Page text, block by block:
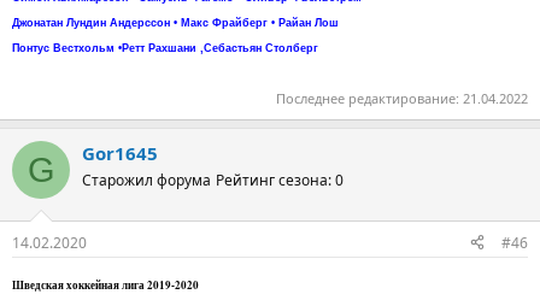
Джонатан Лундин Андерссон • Макс Фрайберг • Райан Лош
Понтус Вестхольм •Ретт Рахшани ,Себастьян Столберг
Последнее редактирование: 21.04.2022
G Gor1645
Старожил форума Рейтинг сезона: 0
14.02.2020 #46
Шведская хоккейная лига 2019-2020